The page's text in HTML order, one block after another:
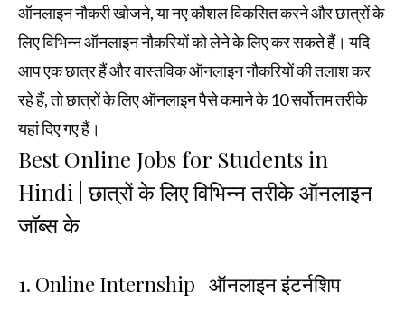
ऑनलाइन नौकरी खोजने, या नए कौशल विकसित करने और छात्रों के
लिए विभिन्न ऑनलाइन नौकरियों को लेने के लिए कर सकते हैं। यदि
आप एक छात्र हैं और वास्तविक ऑनलाइन नौकरियों की तलाश कर
रहे हैं, तो छात्रों के लिए ऑनलाइन पैसे कमाने के 10 सर्वोत्तम तरीके
यहां दिए गए हैं।
Best Online Jobs for Students in
Hindi | छात्रों के लिए विभिन्न तरीके ऑनलाइन
जॉब्स के
1. Online Internship | ऑनलाइन इंटर्नशिप